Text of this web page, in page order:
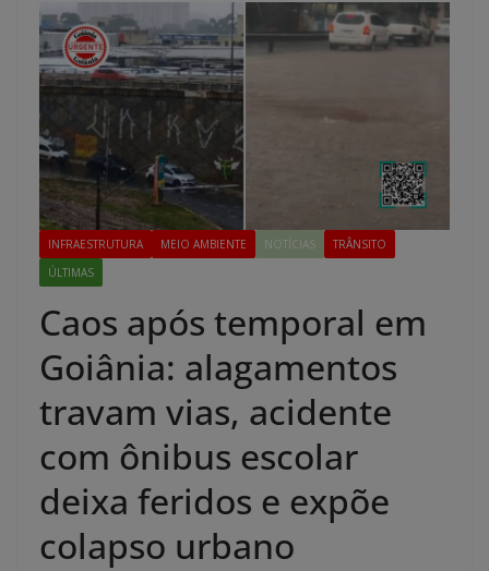
INFRAESTRUTURA MEIO AMBIENTE NOTÍCIAS
TRÂNSITO
ÚLTIMAS
Caos após temporal em
Goiânia: alagamentos
travam vias, acidente
com ônibus escolar
deixa feridos e expõe
colapso urbano